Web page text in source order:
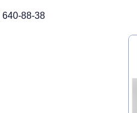
640-88-38